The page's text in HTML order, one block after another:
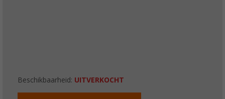
Beschikbaarheid: UITVERKOCHT